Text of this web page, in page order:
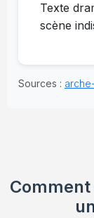
Texte
scène
Sources :